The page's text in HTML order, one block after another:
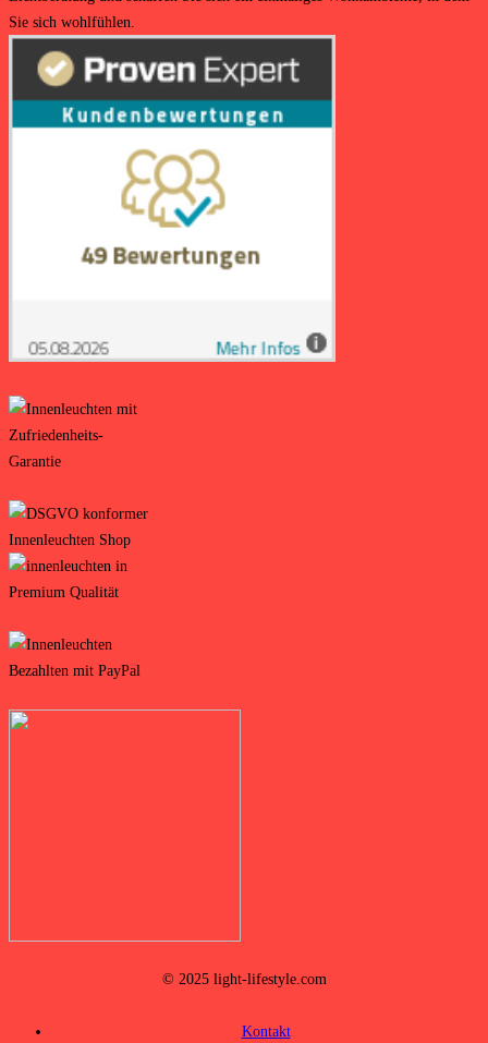
Sie sich wohlfühlen.
© 2025 light-lifestyle.com
Kontakt